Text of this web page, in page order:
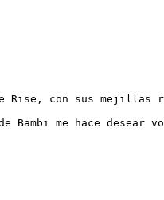
Rise, con sus mejillas
Bambi me hace desear